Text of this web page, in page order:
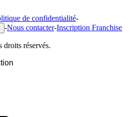
de confidentialité-
-Nous contacter-Inscription Franchise
réservés.